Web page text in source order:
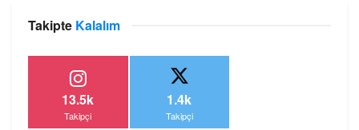
Takipte Kalalım
13.5k
Takipçi
1.4k
Takipçi